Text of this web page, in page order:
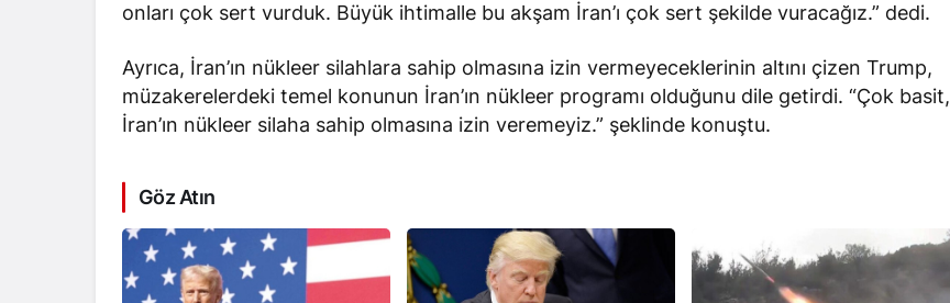
onları çok sert vurduk. Büyük ihtimalle bu akşam İran’ı çok sert şekilde vuracağız.” dedi.
Ayrıca, İran’ın nükleer silahlara sahip olmasına izin vermeyeceklerinin altını çizen Trump,
müzakerelerdeki temel konunun İran’ın nükleer programı olduğunu dile getirdi. “Çok basit,
İran’ın nükleer silaha sahip olmasına izin veremeyiz.” şeklinde konuştu.
Göz Atın